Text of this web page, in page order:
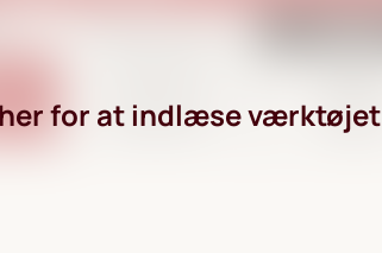
for at indlæse værktøjet